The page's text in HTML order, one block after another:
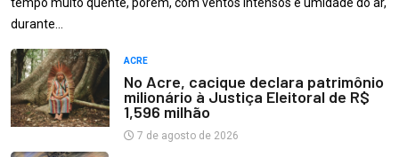
durante…
ACRE
No Acre, cacique declara patrimônio
milionário à Justiça Eleitoral de R$
1,596 milhão
7 de agosto de 2026